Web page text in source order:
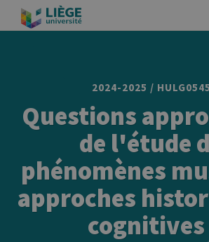
2024-2025 /
Questions
de l'étude
phénomènes
approches